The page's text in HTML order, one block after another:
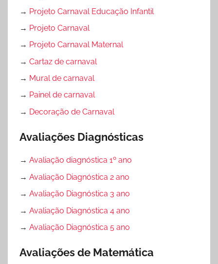
→ Projeto Carnaval Educação Infantil
→ Projeto Carnaval
→ Projeto Carnaval Maternal
→ Cartaz de carnaval
→ Mural de carnaval
→ Painel de carnaval
→ Decoração de Carnaval
Avaliações Diagnósticas
→ Avaliação diagnóstica 1º ano
→ Avaliação Diagnóstica 2 ano
→ Avaliação Diagnóstica 3 ano
→ Avaliação Diagnóstica 4 ano
→ Avaliação Diagnóstica 5 ano
Avaliações de Matemática